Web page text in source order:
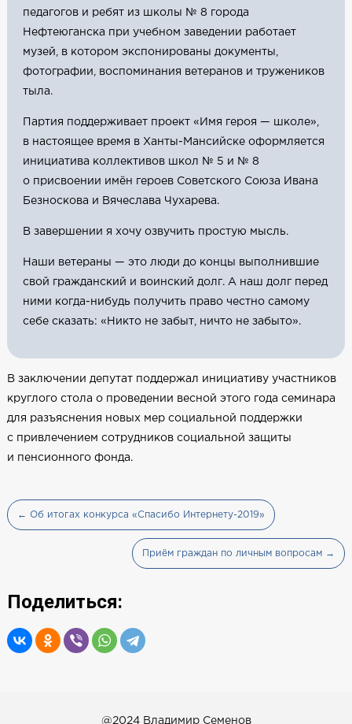
педагогов и ребят из школы № 8 города
Нефтеюганска при учебном заведении работает
музей, в котором экспонированы документы,
фотографии, воспоминания ветеранов и тружеников
тыла.
Партия поддерживает проект «Имя героя — школе»,
в настоящее время в Ханты-Мансийске оформляется
инициатива коллективов школ № 5 и № 8
о присвоении имён героев Советского Союза Ивана
Безноскова и Вячеслава Чухарева.
В завершении я хочу озвучить простую мысль.
Наши ветераны — это люди до концы выполнившие
свой гражданский и воинский долг. А наш долг перед
ними когда-нибудь получить право честно самому
себе сказать: «Никто не забыт, ничто не забыто».
В заключении депутат поддержал инициативу участников
круглого стола о проведении весной этого года семинара
для разъяснения новых мер социальной поддержки
с привлечением сотрудников социальной защиты
и пенсионного фонда.
← Об итогах конкурса «Спасибо Интернету-2019»
Приём граждан по личным вопросам →
Поделиться:
@2024 Владимир Семенов